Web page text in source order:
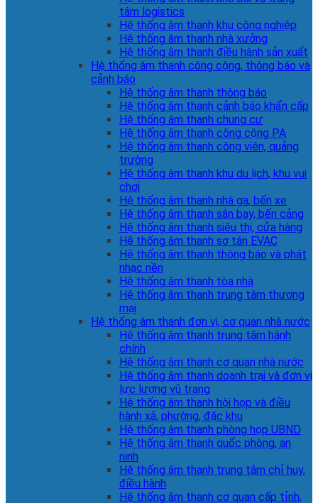
tâm logistics
Hệ thống âm thanh khu công nghiệp
Hệ thống âm thanh nhà xưởng
Hệ thống âm thanh điều hành sản xuất
Hệ thống âm thanh công cộng, thông báo và
cảnh báo
Hệ thống âm thanh thông báo
Hệ thống âm thanh cảnh báo khẩn cấp
Hệ thống âm thanh chung cư
Hệ thống âm thanh công cộng PA
Hệ thống âm thanh công viên, quảng
trường
Hệ thống âm thanh khu du lịch, khu vui
chơi
Hệ thống âm thanh nhà ga, bến xe
Hệ thống âm thanh sân bay, bến cảng
Hệ thống âm thanh siêu thị, cửa hàng
Hệ thống âm thanh sơ tán EVAC
Hệ thống âm thanh thông báo và phát
nhạc nền
Hệ thống âm thanh tòa nhà
Hệ thống âm thanh trung tâm thương
mại
Hệ thống âm thanh đơn vị, cơ quan nhà nước
Hệ thống âm thanh trung tâm hành
chính
Hệ thống âm thanh cơ quan nhà nước
Hệ thống âm thanh doanh trại và đơn vị
lực lượng vũ trang
Hệ thống âm thanh hội họp và điều
hành xã, phường, đặc khu
Hệ thống âm thanh phòng họp UBND
Hệ thống âm thanh quốc phòng, an
ninh
Hệ thống âm thanh trung tâm chỉ huy,
điều hành
Hệ thống âm thanh cơ quan cấp tỉnh,